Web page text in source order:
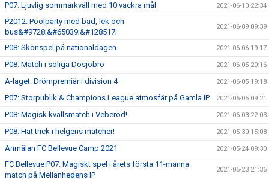
P07: Ljuvlig sommarkväll med 10 vackra mål 2021-06-10 22:34
P2012: Poolparty med bad, lek och
bus&#9728;&#65039;&#128517;
2021-06-09 09:39
P08: Skönspel på nationaldagen 2021-06-06 19:17
P08: Match i soliga Dösjöbro 2021-06-05 20:16
A-laget: Drömpremiär i division 4 2021-06-05 19:18
P07: Storpublik & Champions League atmosfär på Gamla IP 2021-06-05 09:21
P08: Magisk kvällsmatch i Veberöd! 2021-06-03 22:03
P08: Hat trick i helgens matcher! 2021-05-30 15:08
Anmälan FC Bellevue Camp 2021 2021-05-24 09:30
FC Bellevue P07: Magiskt spel i årets första 11-manna
match på Mellanhedens IP
2021-05-23 21:36